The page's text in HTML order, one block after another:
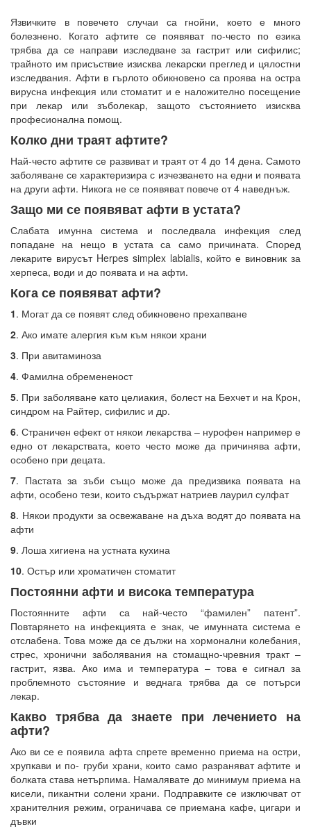
Язвичките в повечето случаи са гнойни, което е много
болезнено. Когато афтите се появяват по-често по езика
трябва да се направи изследване за гастрит или сифилис;
трайното им присъствие изисква лекарски преглед и цялостни
изследвания. Афти в гърлото обикновено са проява на остра
вирусна инфекция или стоматит и е наложително посещение
при лекар или зъболекар, защото състоянието изисква
професионална помощ.
Колко дни траят афтите?
Най-често афтите се развиват и траят от 4 до 14 дена. Самото
заболяване се характеризира с изчезването на едни и появата
на други афти. Никога не се появяват повече от 4 наведнъж.
Защо ми се появяват афти в устата?
Слабата имунна система и последвала инфекция след
попадане на нещо в устата са само причината. Според
лекарите вирусът Herpes simplex labialis, който е виновник за
херпеса, води и до появата и на афти.
Кога се появяват афти?
1. Могат да се появят след обикновено прехапване
2. Ако имате алергия към към някои храни
3. При авитаминоза
4. Фамилна обремененост
5. При заболяване като целиакия, болест на Бехчет и на Крон,
синдром на Райтер, сифилис и др.
6. Страничен ефект от някои лекарства – нурофен например е
едно от лекарствата, което често може да причинява афти,
особено при децата.
7. Пастата за зъби също може да предизвика появата на
афти, особено тези, които съдържат натриев лаурил сулфат
8. Някои продукти за освежаване на дъха водят до появата на
афти
9. Лоша хигиена на устната кухина
10. Остър или хроматичен стоматит
Постоянни афти и висока температура
Постоянните афти са най-често “фамилен” патент”.
Повтарянето на инфекцията е знак, че имунната система е
отслабена. Това може да се дължи на хормонални колебания,
стрес, хронични заболявания на стомащно-чревния тракт –
гастрит, язва. Ако има и температура – това е сигнал за
проблемното състояние и веднага трябва да се потърси
лекар.
Какво трябва да знаете при лечението на
афти?
Ако ви се е появила афта спрете временно приема на остри,
хрупкави и по- груби храни, които само разраняват афтите и
болката става нетърпима. Намалявате до минимум приема на
кисели, пикантни солени храни. Подправките се изключват от
хранителния режим, ограничава се приемана кафе, цигари и
дъвки